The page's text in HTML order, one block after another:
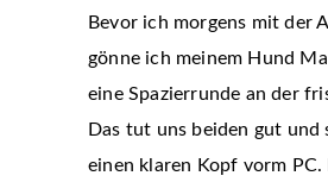
Bevor ich morgens mit der
gönne ich meinem Hund
eine Spazierrunde an der
Das tut uns beiden gut und
einen klaren Kopf vorm PC.